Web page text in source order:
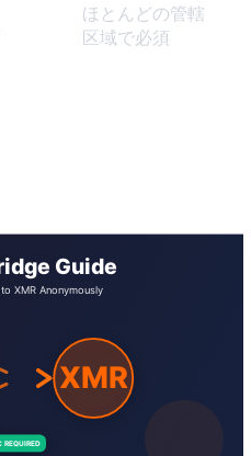
ほとんどの管轄
区域で必須